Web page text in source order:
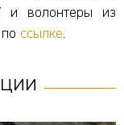
и волонтеры из
ссылке.